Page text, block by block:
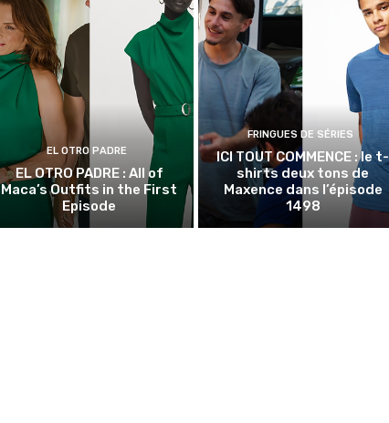
EL OTRO PADRE
EL OTRO PADRE : All of
Maca’s Outfits in the First
Episode
FRINGUES DE SÉRIES
ICI TOUT COMMENCE : le t-
shirts deux tons de
Maxence dans l’épisode
1498